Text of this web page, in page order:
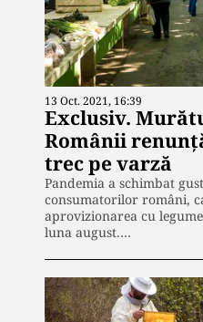
13 Oct. 2021, 16:39
Exclusiv.
Românii
trec pe varză
Pandemia a schimbat
consumatorilor români,
aprovizionarea cu
luna august.…